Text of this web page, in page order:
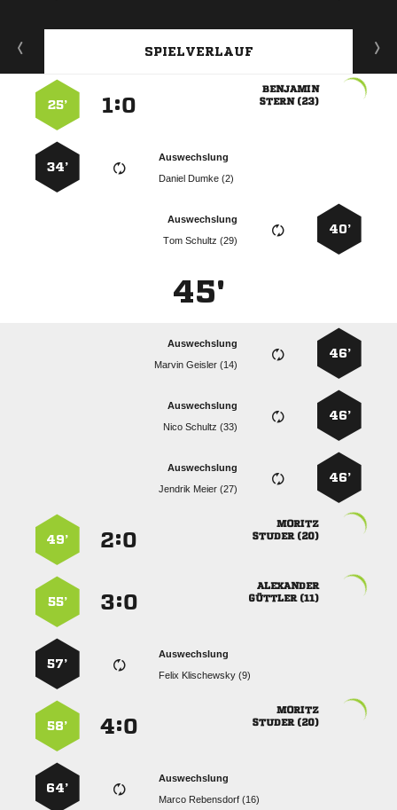
SPIELVERLAUF

 
:
25’
Auswechslung
  
34’
40’
Auswechslung
  
45'
46’
Auswechslung
  
46’
Auswechslung
  
46’
Auswechslung
  

 
:
49’

 
:
55’
Auswechslung
  
57’

 
:
58’
Auswechslung
  
64’